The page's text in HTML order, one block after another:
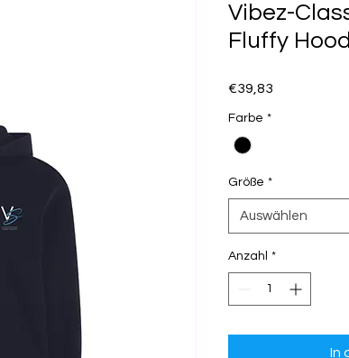
Vibez-
Fluffy
€39,83
Farbe *
Größe *
Auswählen
Anzahl *
In